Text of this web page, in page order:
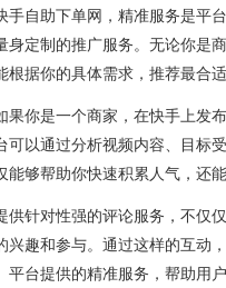
手自助下单网，精准服务是平
身定制的推广服务。无论你是
根据你的具体需求，推荐最合
果你是一个商家，在快手上发
可以通过分析视频内容、目标
能够帮助你快速积累人气，还
供针对性强的评论服务，不仅
兴趣和参与。通过这样的互动
平台提供的精准服务，帮助用